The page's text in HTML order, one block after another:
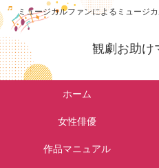
ミュージカルファンによるミュージ
観劇お助け
ホーム
女性俳優
作品マニュアル